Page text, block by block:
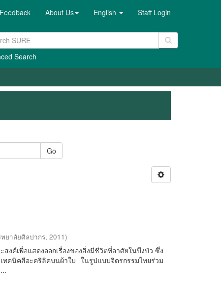
Feedback About Us English Staff Login
Search
Go
ยาลัยศิลปากร,2011)
งค์เพื่อแสดงออกเรื่องของสิ่งมีชีวิตที่อาศัยในบึงบัว ซึ่ง
คนิคสีอะคริลิคบนผ้าใบ ในรูปแบบจิตรกรรมไทยร่วม